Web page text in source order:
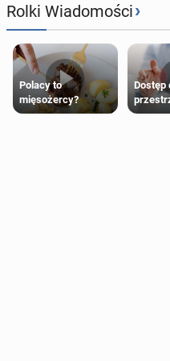
Rolki Wiadomości›
Polacy to
mięsożercy?
Dostęp